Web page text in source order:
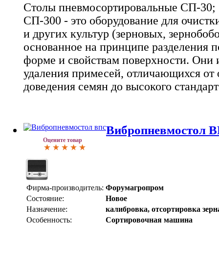
Столы пневмосортировальные СП-
СП-300 - это оборудование для
и других культур (зерновых,
основанное на принципе разделения
форме и свойствам поверхности. Они
удаления примесей, отличающихся от
доведения семян до высокого
Оцените товар
Вибропневмостол
Фирма-производитель: Форумагропром
Состояние:
Новое
Назначение:
калибровка, отсортировка
Особенность:
Сортировочная машина